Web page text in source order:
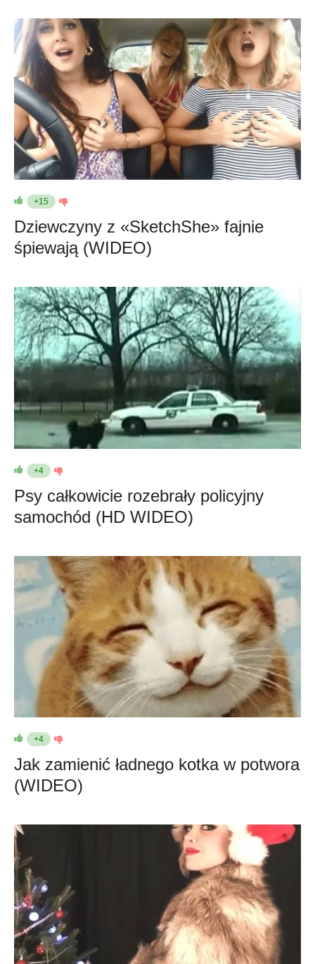
+15
Dziewczyny z «SketchShe» fajnie
śpiewają (WIDEO)
+4
Psy całkowicie rozebrały policyjny
samochód (HD WIDEO)
+4
Jak zamienić ładnego kotka w potwora
(WIDEO)